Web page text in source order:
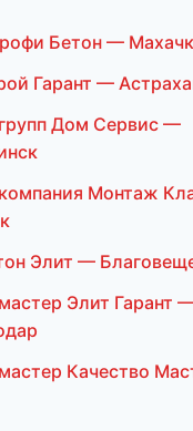
Бетон —
Гарант —
Дом Сервис —
Монтаж
Элит —
Элит Гарант
Качество